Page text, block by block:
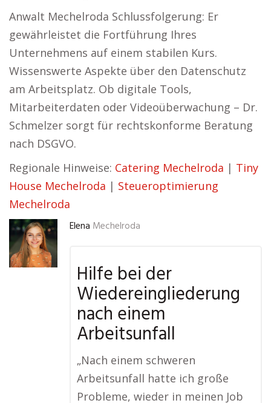
Anwalt Mechelroda Schlussfolgerung: Er
gewährleistet die Fortführung Ihres
Unternehmens auf einem stabilen Kurs.
Wissenswerte Aspekte über den Datenschutz
am Arbeitsplatz. Ob digitale Tools,
Mitarbeiterdaten oder Videoüberwachung – Dr.
Schmelzer sorgt für rechtskonforme Beratung
nach DSGVO.
Regionale Hinweise: Catering Mechelroda | Tiny
House Mechelroda | Steueroptimierung
Mechelroda
Elena Mechelroda
Hilfe bei der
Wiedereingliederung
nach einem
Arbeitsunfall
„Nach einem schweren
Arbeitsunfall hatte ich große
Probleme, wieder in meinen Job